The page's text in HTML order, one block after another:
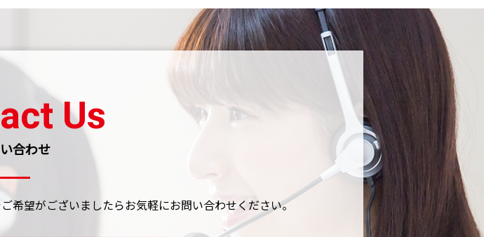
Us
合わせ
希望がございましたらお気軽にお問い合わせください。